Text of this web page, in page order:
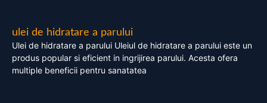
ulei de hidratare a parului
Ulei de hidratare a parului Uleiul de hidratare a parului este un
produs popular si eficient in ingrijirea parului. Acesta ofera
multiple beneficii pentru sanatatea